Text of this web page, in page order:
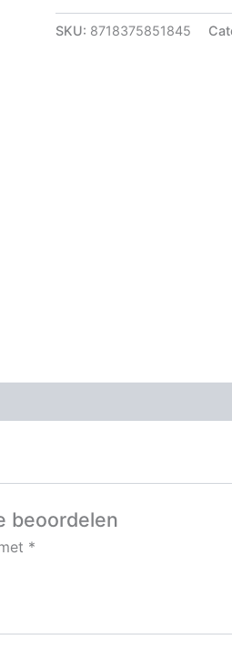
SKU: 8718375851845
beoordelen
*